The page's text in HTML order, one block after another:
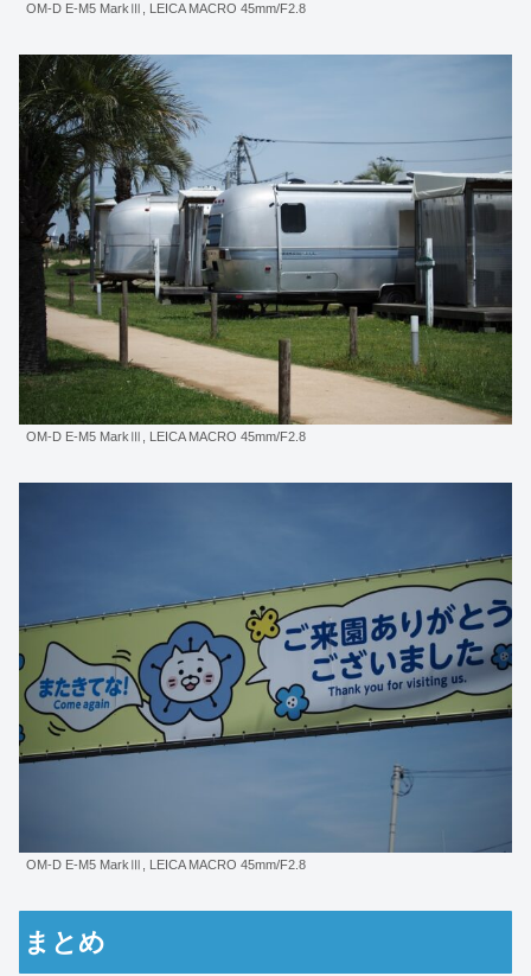
OM-D E-M5 MarkⅢ, LEICA MACRO 45mm/F2.8
OM-D E-M5 MarkⅢ, LEICA MACRO 45mm/F2.8
OM-D E-M5 MarkⅢ, LEICA MACRO 45mm/F2.8
まとめ